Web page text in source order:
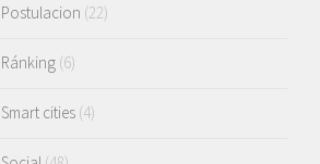
Postulacion (22)
Ránking (6)
Smart cities (4)